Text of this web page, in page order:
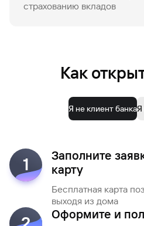
страхованию вкладов
Как
Я не клиент банкаЯ
1
Заполните
карту
Бесплатная карта
выходя из дома
Оформите и